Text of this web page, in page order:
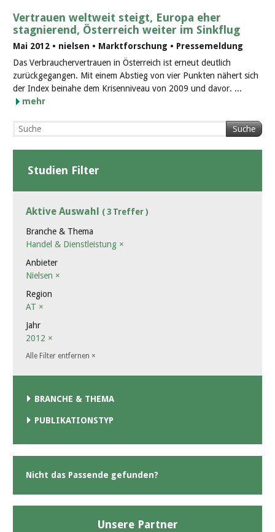
Vertrauen weltweit steigt, Europa eher
stagnierend, Österreich weiter im Sinkflug
Mai 2012 • nielsen • Marktforschung • Pressemeldung
Das Verbrauchervertrauen in Österreich ist erneut deutlich
zurückgegangen. Mit einem Abstieg von vier Punkten nähert sich
der Index beinahe dem Krisenniveau von 2009 und davor. ...
mehr
Suche
Studien Filter
Aktive Auswahl ( 3 Treffer )
Branche & Thema
Handel & Dienstleistung ×
Anbieter
Nielsen ×
Region
AT ×
Jahr
2012 ×
Alle Filter entfernen ×
BRANCHE & THEMA
PUBLIKATIONSTYP
Nicht das Passende gefunden?
Unsere Partner